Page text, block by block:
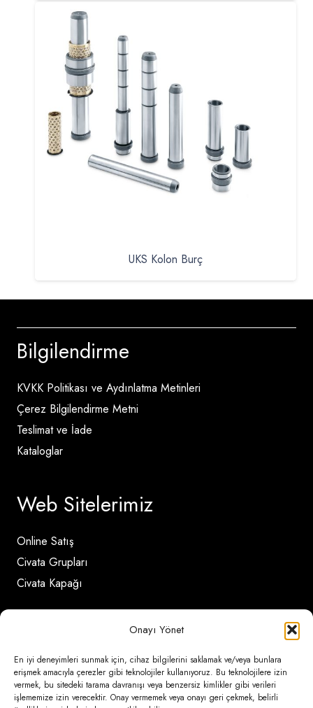
Onayı Yönet
En iyi deneyimleri sunmak için, cihaz bilgilerini saklamak ve/veya bunlara
erişmek amacıyla çerezler gibi teknolojiler kullanıyoruz. Bu teknolojilere izin
vermek, bu sitedeki tarama davranışı veya benzersiz kimlikler gibi verileri
işlememize izin verecektir. Onay vermemek veya onayı geri çekmek, belirli
UKS Kolon Burç
Bilgilendirme
KVKK Politikası ve Aydınlatma Metinleri
Çerez Bilgilendirme Metni
Teslimat ve İade
Kataloglar
Web Sitelerimiz
Online Satış
Civata Grupları
Civata Kapağı
İletişim Detayları
Ömerli Mahallesi Risalet Sokak No:6/A (Hadımköy)
– Arnavutköy / İstanbul